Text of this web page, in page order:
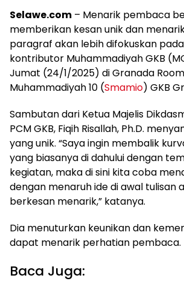
Selawe.com – Menarik pembaca
memberikan kesan unik dan
paragraf akan lebih difokuskan
kontributor Muhammadiyah GKB
Jumat (24/1/2025) di Granada Room
Muhammadiyah 10 (Smamio) GKB
Sambutan dari Ketua Majelis
PCM GKB, Fiqih Risallah, Ph.D.
yang unik. “Saya ingin membalik
yang biasanya di dahului dengan
kegiatan, maka di sini kita coba
dengan menaruh ide di awal tulisan
berkesan menarik,” katanya.
Dia menuturkan keunikan dan
dapat menarik perhatian pembaca.
Baca Juga: